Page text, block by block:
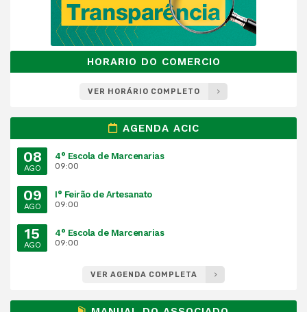
HORARIO DO COMERCIO
VER HORÁRIO COMPLETO
AGENDA ACIC
08
AGO
4° Escola de Marcenarias
09:00
09
AGO
I° Feirão de Artesanato
09:00
15
AGO
4° Escola de Marcenarias
09:00
VER AGENDA COMPLETA